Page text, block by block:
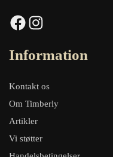
Facebook Instagram
Information
Kontakt os
Om Timberly
Artikler
Vi støtter